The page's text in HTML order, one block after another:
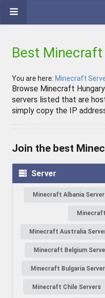
Best
You are here: Minecraft
Browse Minecraft
servers listed that are
simply copy the IP
Join the best
Server
Minecraft Albania
Minecraft Australia
Minecraft Belgium
Minecraft Bulgaria
Minecraft Chile Servers